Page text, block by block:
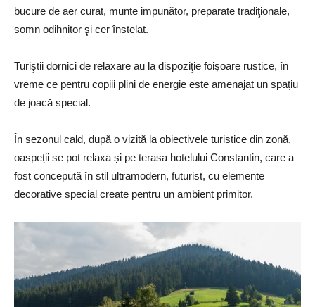
bucure de aer curat, munte impunător, preparate tradiţionale,
somn odihnitor şi cer înstelat.
Turiştii dornici de relaxare au la dispoziţie foișoare rustice, în
vreme ce pentru copiii plini de energie este amenajat un spațiu
de joacă special.
În sezonul cald, după o vizită la obiectivele turistice din zonă,
oaspeții se pot relaxa și pe terasa hotelului Constantin, care a
fost concepută în stil ultramodern, futurist, cu elemente
decorative special create pentru un ambient primitor.